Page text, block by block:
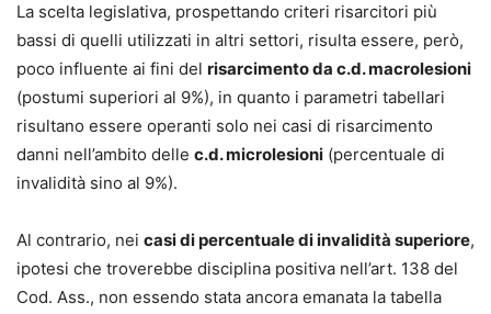
La scelta legislativa, prospettando criteri risarcitori più
bassi di quelli utilizzati in altri settori, risulta essere, però,
poco influente ai fini del risarcimento da c.d. macrolesioni
(postumi superiori al 9%), in quanto i parametri tabellari
risultano essere operanti solo nei casi di risarcimento
danni nell’ambito delle c.d. microlesioni (percentuale di
invalidità sino al 9%).
Al contrario, nei casi di percentuale di invalidità superiore,
ipotesi che troverebbe disciplina positiva nell’art. 138 del
Cod. Ass., non essendo stata ancora emanata la tabella